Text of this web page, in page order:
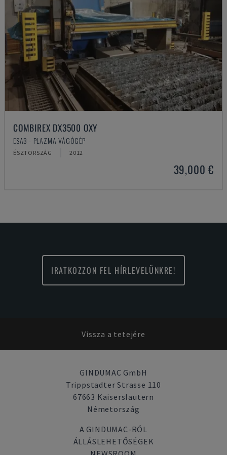
COMBIREX DX3500 OXY
ESAB - PLAZMA VÁGÓGÉP
ÉSZTORSZÁG 2012
39,000 €
IRATKOZZON FEL HÍRLEVELÜNKRE!
Vissza a tetejére
GINDUMAC GmbH
Trippstadter Strasse 110
67663 Kaiserslautern
Németország
A GINDUMAC-RÓL
ÁLLÁSLEHETŐSÉGEK